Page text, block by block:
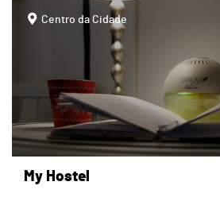
Centro da Cidade
My Hostel